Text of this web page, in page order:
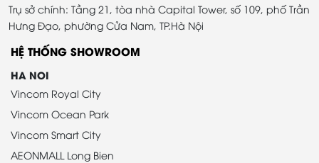
Trụ sở chính: Tầng 21, tòa nhà Capital Tower, số 109, phố Trần
Hưng Đạo, phường Cửa Nam, TP.Hà Nội
HỆ THỐNG SHOWROOM
HA NOI
Vincom Royal City
Vincom Ocean Park
Vincom Smart City
AEONMALL Long Bien